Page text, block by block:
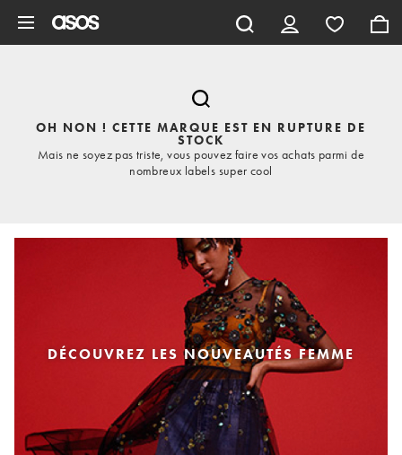
OH NON ! CETTE MARQUE EST EN RUPTURE DE
STOCK
Mais ne soyez pas triste, vous pouvez faire vos achats parmi de
nombreux labels super cool
DÉCOUVREZ LES NOUVEAUTÉS FEMME